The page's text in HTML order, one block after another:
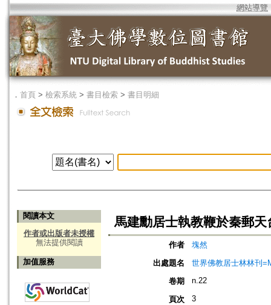
網站導覽
． 首頁 > 檢索系統 > 書目檢索 > 書目明細
閱讀本文
作者或出版者未授權
無法提供閱讀
加值服務
馬建勳居士執教鞭於秦郵
作者
塊然
出處題名
世界佛教居士林林刊
卷期
n.22
頁次 3